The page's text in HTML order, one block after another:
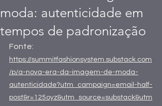
moda: autenticidade em
tempos de padronização
Fonte:
https://summitfashionsystem.substack.com
/p/a-nova-era-da-imagem-de-moda-
autenticidade?utm_campaign=email-half-
post&r=125oyz&utm_source=substack&utm